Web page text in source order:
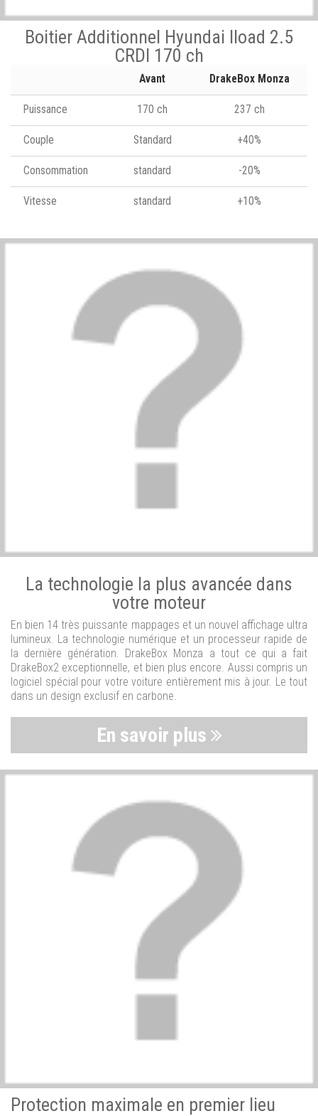
Boitier Additionnel Hyundai Iload 2.5
CRDI 170 ch
Avant DrakeBox Monza
Puissance 170 ch 237 ch
Couple Standard +40%
Consommation standard -20%
Vitesse standard +10%
La technologie la plus avancée dans
votre moteur
En bien 14 très puissante mappages et un nouvel affichage ultra
lumineux. La technologie numérique et un processeur rapide de
la dernière génération. DrakeBox Monza a tout ce qui a fait
DrakeBox2 exceptionnelle, et bien plus encore. Aussi compris un
logiciel spécial pour votre voiture entièrement mis à jour. Le tout
dans un design exclusif en carbone.
En savoir plus
Protection maximale en premier lieu